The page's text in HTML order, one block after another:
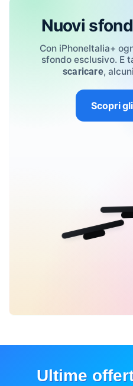
Nuovi
Con iPhoneItalia+
sfondo esclusivo. E
scaricare,
Scopri
Ultime